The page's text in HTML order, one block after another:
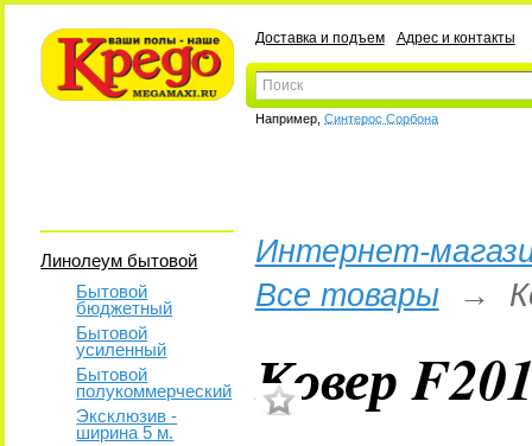
Доставка и подъем Адрес и контакты
Например, Синтерос Сорбона
Линолеум бытовой
Бытовой
бюджетный
Бытовой
усиленный
Бытовой
полукоммерческий
Эксклюзив -
ширина 5 м.
Интернет-
Все товары→
Ковер